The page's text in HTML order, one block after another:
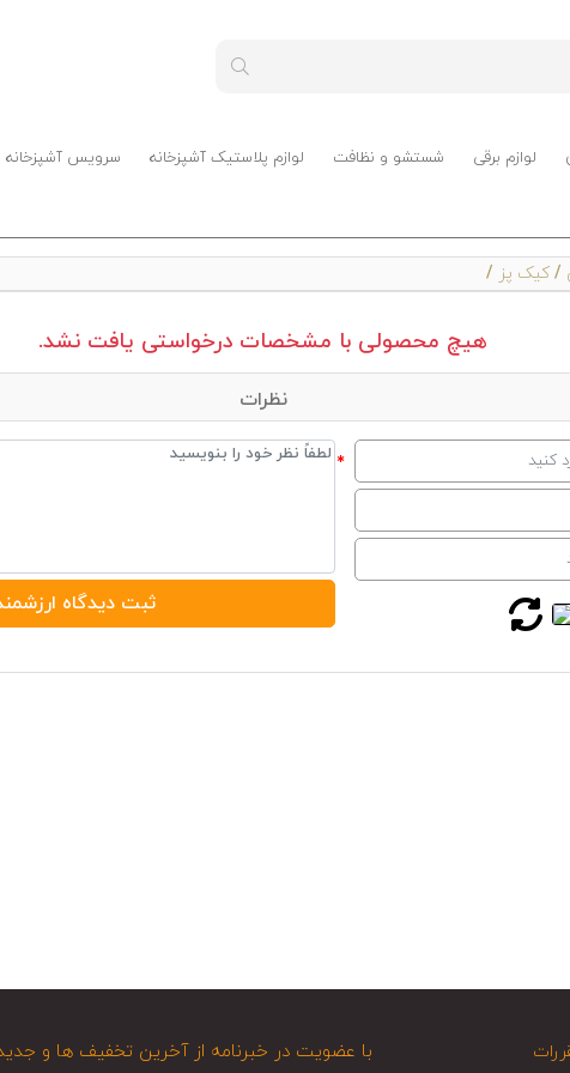
لوازم برقی شستشو و نظافت لوازم پلاستیک آشپزخانه سرویس آشپزخانه
/ کیک پز /
هیچ محصولی با مشخصات درخواستی یافت نشد.
نظرات
با عضویت در خبرنامه از آخرین تخفیف ها و